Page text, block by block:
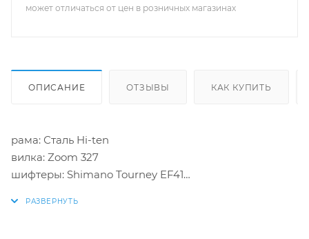
может отличаться от цен в розничных магазинах
ОПИСАНИЕ ОТЗЫВЫ КАК КУПИТЬ
рама: Сталь Hi-ten
вилка: Zoom 327
шифтеры: Shimano Tourney EF41